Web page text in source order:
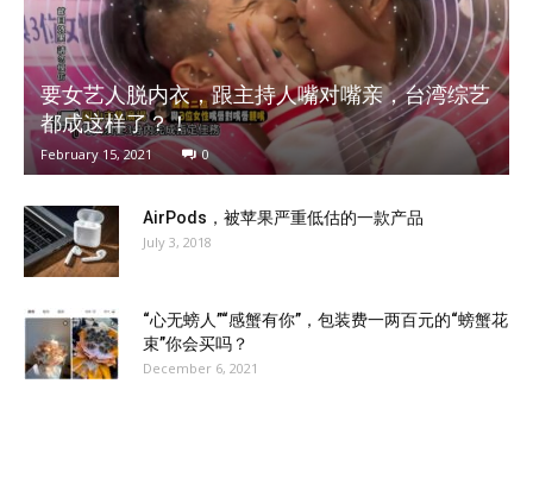
要女艺人脱内衣，跟主持人嘴对嘴亲，台湾综艺
都成这样了？！
February 15, 2021 0
AirPods，被苹果严重低估的一款产品
July 3, 2018
“心无螃人”“感蟹有你”，包装费一两百元的“螃蟹花
束”你会买吗？
December 6, 2021